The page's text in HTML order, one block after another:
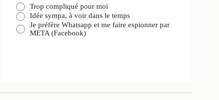
Trop compliqué pour moi
Idée sympa, à voir dans le temps
Je préfère Whatsapp et me faire espionner par
META (Facebook)